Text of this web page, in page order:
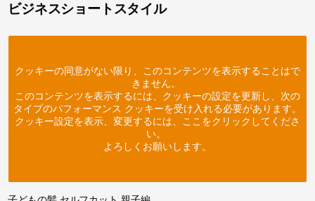
ビジネスショートスタイル
クッキーの同意がない限り、このコンテンツを表示することはで
きません。
このコンテンツを表示するには、クッキーの設定を更新し、次の
タイプのパフォーマンス クッキーを受け入れる必要があります。
クッキー設定を表示、変更するには、ここをクリックしてくださ
い。
よろしくお願いします。